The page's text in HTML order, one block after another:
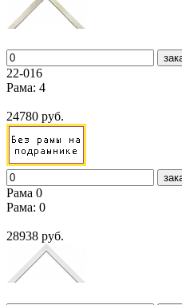
22-016
Рама: 4
24780 руб.
Рама 0
Рама: 0
28938 руб.